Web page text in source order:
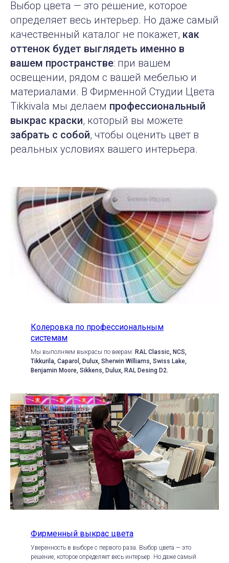
Выбор цвета — это решение, которое
определяет весь интерьер. Но даже самый
качественный каталог не покажет, как
оттенок будет выглядеть именно в
вашем пространстве: при вашем
освещении, рядом с вашей мебелью и
материалами. В Фирменной Студии Цвета
Tikkivala мы делаем профессиональный
выкрас краски, который вы можете
забрать с собой, чтобы оценить цвет в
реальных условиях вашего интерьера.
Колеровка по профессиональным
системам
Мы выполняем выкрасы по веерам: RAL Classic, NCS,
Tikkurila, Caparol, Dulux, Sherwin Williams, Swiss Lake,
Benjamin Moore, Sikkens, Dulux, RAL Desing D2.
Фирменный выкрас цвета
Уверенность в выборе с первого раза. Выбор цвета — это
решение, которое определяет весь интерьер. Но даже самый